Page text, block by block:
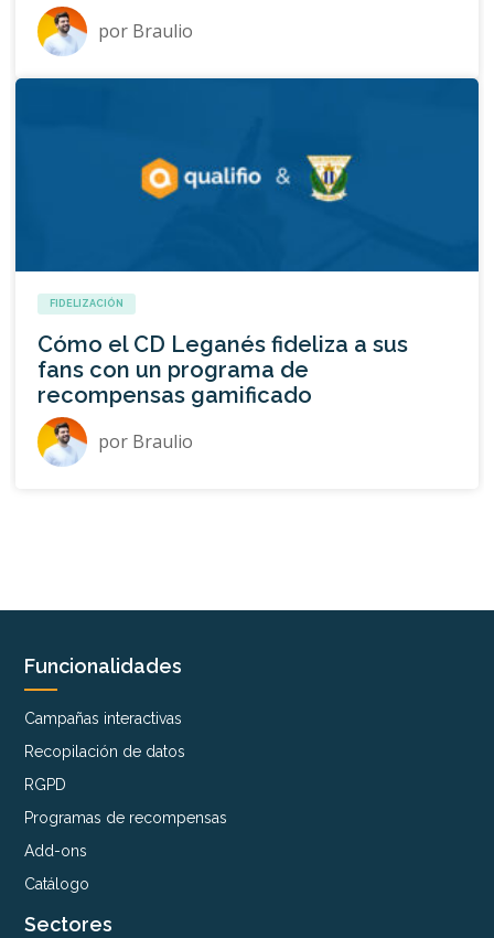
por Braulio
FIDELIZACIÓN
Cómo el CD Leganés fideliza a sus
fans con un programa de
recompensas gamificado
por Braulio
Funcionalidades
Campañas interactivas
Recopilación de datos
RGPD
Programas de recompensas
Add-ons
Catálogo
Sectores